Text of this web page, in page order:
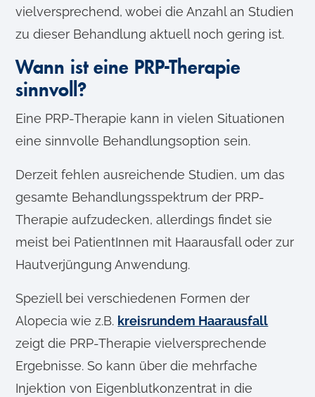
vielversprechend, wobei die Anzahl an Studien
zu dieser Behandlung aktuell noch gering ist.
Wann ist eine PRP-Therapie
sinnvoll?
Eine PRP-Therapie kann in vielen Situationen
eine sinnvolle Behandlungsoption sein.
Derzeit fehlen ausreichende Studien, um das
gesamte Behandlungsspektrum der PRP-
Therapie aufzudecken, allerdings findet sie
meist bei PatientInnen mit Haarausfall oder zur
Hautverjüngung Anwendung.
Speziell bei verschiedenen Formen der
Alopecia wie z.B. kreisrundem Haarausfall
zeigt die PRP-Therapie vielversprechende
Ergebnisse. So kann über die mehrfache
Injektion von Eigenblutkonzentrat in die